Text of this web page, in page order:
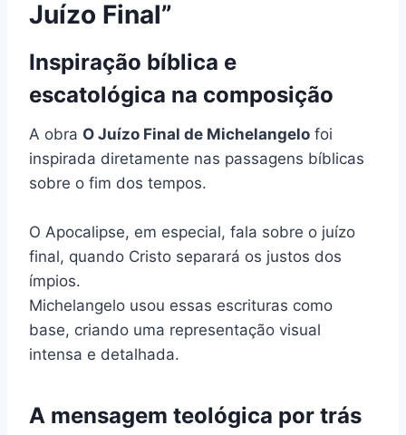
Juízo Final”
Inspiração bíblica e
escatológica na composição
A obra O Juízo Final de Michelangelo foi
inspirada diretamente nas passagens bíblicas
sobre o fim dos tempos.
O Apocalipse, em especial, fala sobre o juízo
final, quando Cristo separará os justos dos
ímpios.
Michelangelo usou essas escrituras como
base, criando uma representação visual
intensa e detalhada.
A mensagem teológica por trás